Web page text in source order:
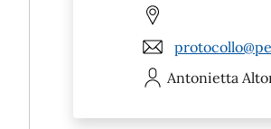
Antonietta